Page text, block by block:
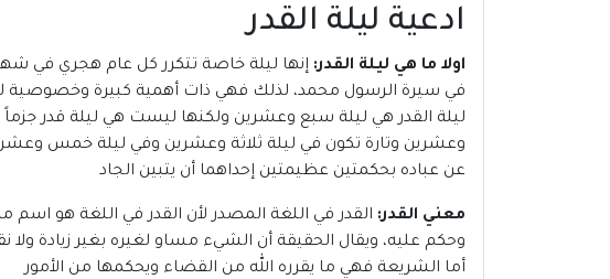
ادعية ليلة القدر
اولا ما هي ليلة القدر: إنها ليلة خاصة تتكرر كل عام هجري في
في سيرة الرسول محمد، لذلك فهي ذات أهمية كبيرة وخصوصية
ليلة القدر هي ليلة سبع وعشرين ولكنها ليست هي ليلة قدر جزماً
وعشرين وتارة تكون في ليلة ثلاثة وعشرين وفي ليلة خمس
عن عباده بحكمتين عظيمتين إحداهما أن يتبين الجاد
معني القدر: القدر في اللغة المصدر لأن القدر في اللغة هو اسم
وحكم عليه، ويقال الحقيقة أن الشيء مساو لغيره بغير زيادة ولا
أما الشريعة فهي ما يقرره الله من القضاء ويحكمها من الأمور